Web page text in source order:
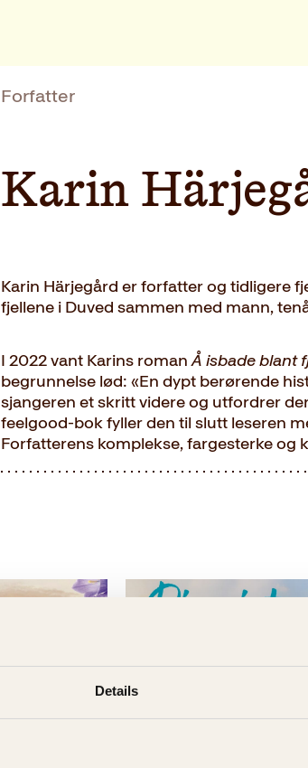
Details
Forfatter
Karin
Karin Härjegård er forfatter og tidligere
fjellene i Duved sammen med mann,
I 2022 vant Karins romanÅ isbade blant
begrunnelse lød: «En dypt berørende
sjangeren et skritt videre og utfordrer
feelgood-bok fyller den til slutt leseren
Forfatterens komplekse, fargesterke og